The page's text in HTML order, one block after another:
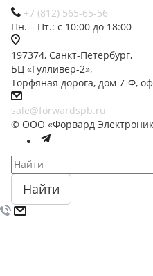
+7 (812) 565-65-56
Пн. – Пт.: с 10:00 до 18:00
197374, Санкт-Петербург,
БЦ «Гулливер-2»,
Торфяная дорога, дом 7-Ф,
sale@forwardspb.ru
© ООО «Форвард
Найти